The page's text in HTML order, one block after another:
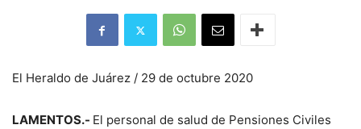
El Heraldo de Juárez / 29 de octubre 2020
LAMENTOS.- El personal de salud de Pensiones Civiles